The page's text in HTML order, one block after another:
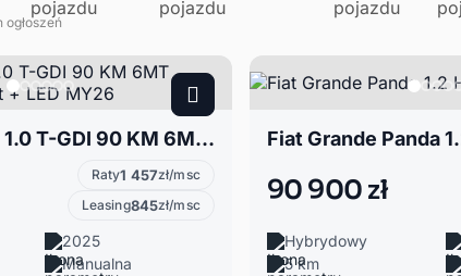
Hyundai i20 III 1.0 T-GDI 90 KM 6MT Modern + Comfort + LED MY26
Raty1 457zł/msc
Leasing845zł/msc
2025
Manualna
90 900 zł
Hybrydowy
5 km